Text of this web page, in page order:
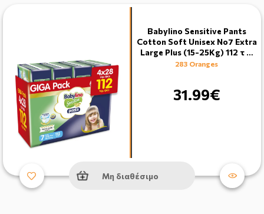
Babylino Sensitive Pants
Cotton Soft Unisex No7 Extra
Large Plus (15-25Kg) 112 τ …
283 Oranges
31.99€
Μη διαθέσιμο